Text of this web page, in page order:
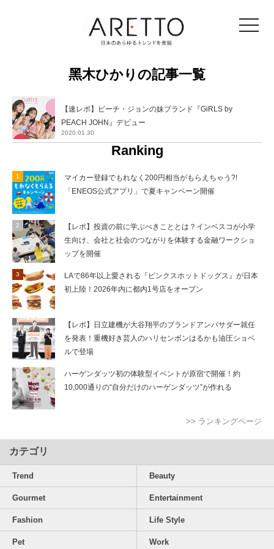
toggle
⿊⽊ひかりの記事一覧
【速レポ】ピーチ・ジョンの妹ブランド『GiRLS by
PEACH JOHN』デビュー
2020.01.30
Ranking
マイカー登録でもれなく200円相当がもらえちゃう?!
「ENEOS公式アプリ」で夏キャンペーン開催
【レポ】投資の前に学ぶべきこととは？インベスコが小学
生向け、会社と社会のつながりを体験する金融ワークショ
ップを開催
LAで86年以上愛される『ピンクスホットドッグス』が日本
初上陸！2026年内に都内1号店をオープン
【レポ】日立建機が大谷翔平のブランドアンバサダー就任
を発表！重機好き芸人のハリセンボンはるかも油圧ショベ
ルで登場
ハーゲンダッツ初の体験型イベントが原宿で開催！約
10,000通りの“自分だけのハーゲンダッツ”が作れる
>> ランキングページ
カテゴリ
Trend Beauty
Gourmet Entertainment
Fashion Life Style
Pet Work